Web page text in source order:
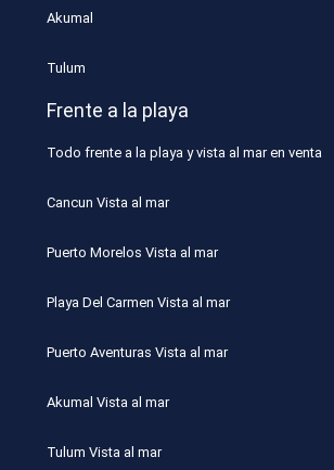
Akumal
Tulum
Frente a la playa
Todo frente a la playa y vista al mar en venta
Cancun Vista al mar
Puerto Morelos Vista al mar
Playa Del Carmen Vista al mar
Puerto Aventuras Vista al mar
Akumal Vista al mar
Tulum Vista al mar